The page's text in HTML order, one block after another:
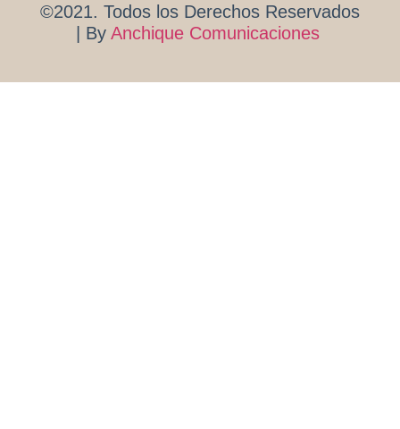
©2021. Todos los Derechos Reservados
| By Anchique Comunicaciones